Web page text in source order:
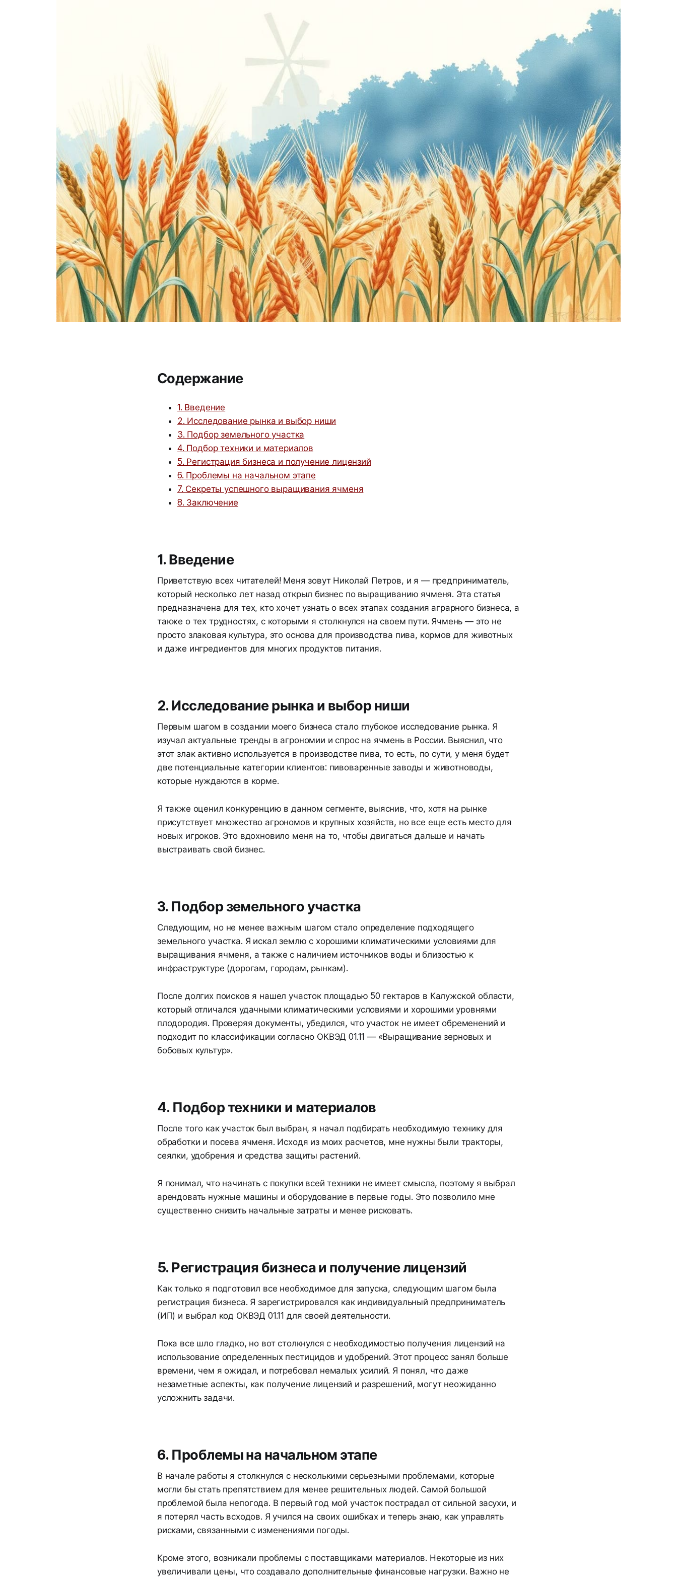
Содержание
1. Введение
2. Исследование рынка и выбор ниши
3. Подбор земельного участка
4. Подбор техники и материалов
5. Регистрация бизнеса и получение лицензий
6. Проблемы на начальном этапе
7. Секреты успешного выращивания ячменя
8. Заключение
1. Введение
Приветствую всех читателей! Меня зовут Николай Петров, и я — предприниматель,
который несколько лет назад открыл бизнес по выращиванию ячменя. Эта статья
предназначена для тех, кто хочет узнать о всех этапах создания аграрного бизнеса, а
также о тех трудностях, с которыми я столкнулся на своем пути. Ячмень — это не
просто злаковая культура, это основа для производства пива, кормов для животных
и даже ингредиентов для многих продуктов питания.
2. Исследование рынка и выбор ниши
Первым шагом в создании моего бизнеса стало глубокое исследование рынка. Я
изучал актуальные тренды в агрономии и спрос на ячмень в России. Выяснил, что
этот злак активно используется в производстве пива, то есть, по сути, у меня будет
две потенциальные категории клиентов: пивоваренные заводы и животноводы,
которые нуждаются в корме.
Я также оценил конкуренцию в данном сегменте, выяснив, что, хотя на рынке
присутствует множество агрономов и крупных хозяйств, но все еще есть место для
новых игроков. Это вдохновило меня на то, чтобы двигаться дальше и начать
выстраивать свой бизнес.
3. Подбор земельного участка
Следующим, но не менее важным шагом стало определение подходящего
земельного участка. Я искал землю с хорошими климатическими условиями для
выращивания ячменя, а также с наличием источников воды и близостью к
инфраструктуре (дорогам, городам, рынкам).
После долгих поисков я нашел участок площадью 50 гектаров в Калужской области,
который отличался удачными климатическими условиями и хорошими уровнями
плодородия. Проверяя документы, убедился, что участок не имеет обременений и
подходит по классификации согласно ОКВЭД 01.11 — «Выращивание зерновых и
бобовых культур».
4. Подбор техники и материалов
После того как участок был выбран, я начал подбирать необходимую технику для
обработки и посева ячменя. Исходя из моих расчетов, мне нужны были тракторы,
сеялки, удобрения и средства защиты растений.
Я понимал, что начинать с покупки всей техники не имеет смысла, поэтому я выбрал
арендовать нужные машины и оборудование в первые годы. Это позволило мне
существенно снизить начальные затраты и менее рисковать.
5. Регистрация бизнеса и получение лицензий
Как только я подготовил все необходимое для запуска, следующим шагом была
регистрация бизнеса. Я зарегистрировался как индивидуальный предприниматель
(ИП) и выбрал код ОКВЭД 01.11 для своей деятельности.
Пока все шло гладко, но вот столкнулся с необходимостью получения лицензий на
использование определенных пестицидов и удобрений. Этот процесс занял больше
времени, чем я ожидал, и потребовал немалых усилий. Я понял, что даже
незаметные аспекты, как получение лицензий и разрешений, могут неожиданно
усложнить задачи.
6. Проблемы на начальном этапе
В начале работы я столкнулся с несколькими серьезными проблемами, которые
могли бы стать препятствием для менее решительных людей. Самой большой
проблемой была непогода. В первый год мой участок пострадал от сильной засухи, и
я потерял часть всходов. Я учился на своих ошибках и теперь знаю, как управлять
рисками, связанными с изменениями погоды.
Кроме этого, возникали проблемы с поставщиками материалов. Некоторые из них
увеличивали цены, что создавало дополнительные финансовые нагрузки. Важно не